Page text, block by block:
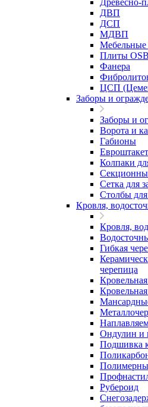
Древесно-
ДВП
ДСП
МДВП
Плиты
Фанера
ЦСП
Заборы и
Заборы и
Ворота и
Габионы
Колпаки
Сетка для
Столбы
Кровля,
Кровля,
Гибкая
черепица
Ондулин и
Подшивка
Рубероид